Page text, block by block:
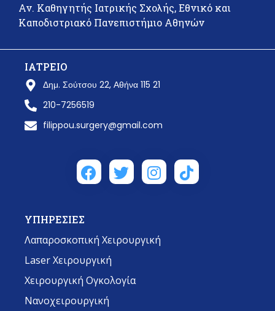
Αν. Καθηγητής Ιατρικής Σχολής, Εθνικό και
Καποδιστριακό Πανεπιστήμιο Αθηνών
ΙΑΤΡΕΙΟ
Δημ. Σούτσου 22, Αθήνα 115 21
210-7256519
filippou.surgery@gmail.com
ΥΠΗΡΕΣΙΕΣ
Λαπαροσκοπική Χειρουργική
Laser Χειρουργική
Χειρουργική Ογκολογία
Νανοχειρουργική